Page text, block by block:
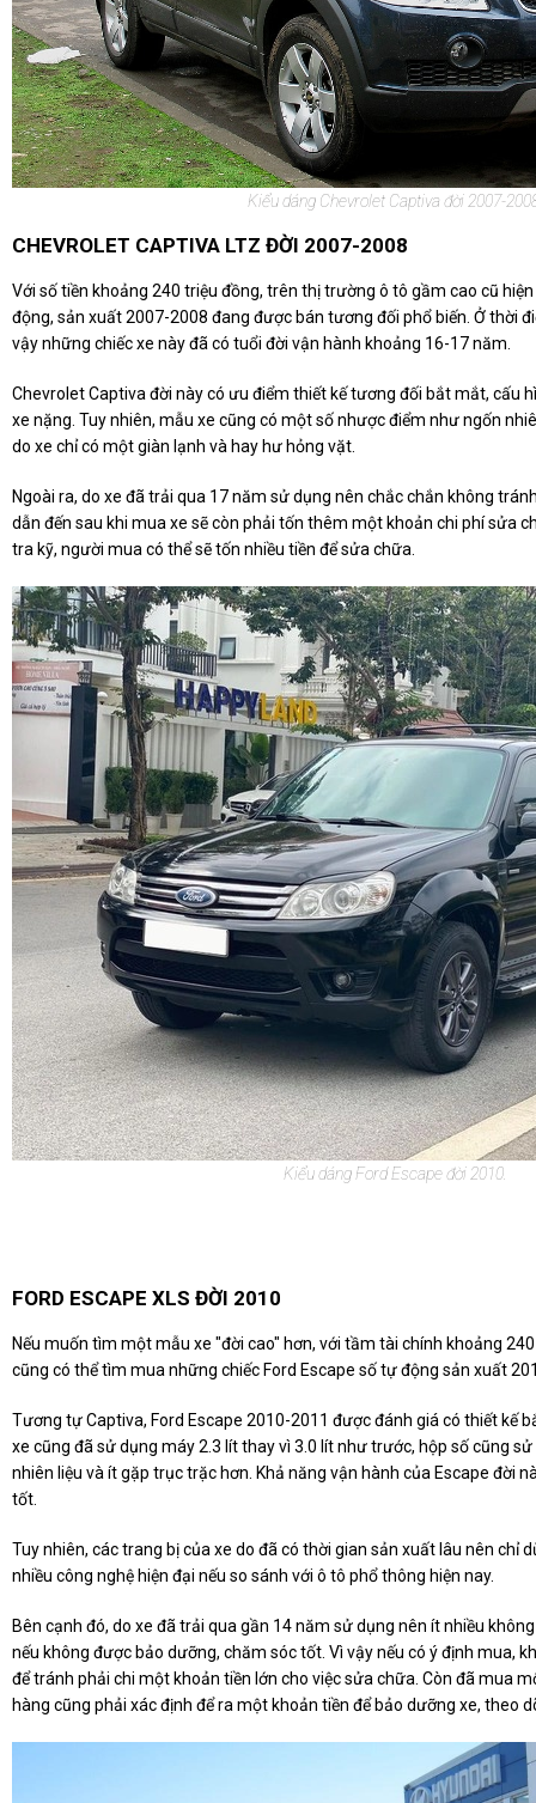
Kiểu dáng Chevrolet Captiva đời 2007-
CHEVROLET CAPTIVA LTZ ĐỜI 2007-2008
Với số tiền khoảng 240 triệu đồng, trên thị trường ô tô gầm cao cũ
động, sản xuất 2007-2008 đang được bán tương đối phổ biến. Ở thời
vậy những chiếc xe này đã có tuổi đời vận hành khoảng 16-17 năm.
Chevrolet Captiva đời này có ưu điểm thiết kế tương đối bắt mắt, cấu
xe nặng. Tuy nhiên, mẫu xe cũng có một số nhược điểm như ngốn
do xe chỉ có một giàn lạnh và hay hư hỏng vặt.
Ngoài ra, do xe đã trải qua 17 năm sử dụng nên chắc chắn không
dẫn đến sau khi mua xe sẽ còn phải tốn thêm một khoản chi phí sửa
tra kỹ, người mua có thể sẽ tốn nhiều tiền để sửa chữa.
Kiểu dáng Ford Escape đời 2010.
FORD ESCAPE XLS ĐỜI 2010
Nếu muốn tìm một mẫu xe "đời cao" hơn, với tầm tài chính khoảng
cũng có thể tìm mua những chiếc Ford Escape số tự động sản xuất
Tương tự Captiva, Ford Escape 2010-2011 được đánh giá có thiết kế
xe cũng đã sử dụng máy 2.3 lít thay vì 3.0 lít như trước, hộp số cũng
nhiên liệu và ít gặp trục trặc hơn. Khả năng vận hành của Escape đời
tốt.
Tuy nhiên, các trang bị của xe do đã có thời gian sản xuất lâu nên chỉ
nhiều công nghệ hiện đại nếu so sánh với ô tô phổ thông hiện nay.
Bên cạnh đó, do xe đã trải qua gần 14 năm sử dụng nên ít nhiều
nếu không được bảo dưỡng, chăm sóc tốt. Vì vậy nếu có ý định mua,
để tránh phải chi một khoản tiền lớn cho việc sửa chữa. Còn đã mua
hàng cũng phải xác định để ra một khoản tiền để bảo dưỡng xe, theo